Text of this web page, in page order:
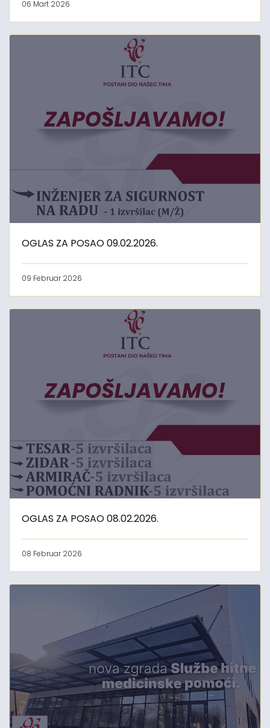
06 Mart 2026
OGLAS ZA POSAO 09.02.2026.
09 Februar 2026
OGLAS ZA POSAO 08.02.2026.
08 Februar 2026